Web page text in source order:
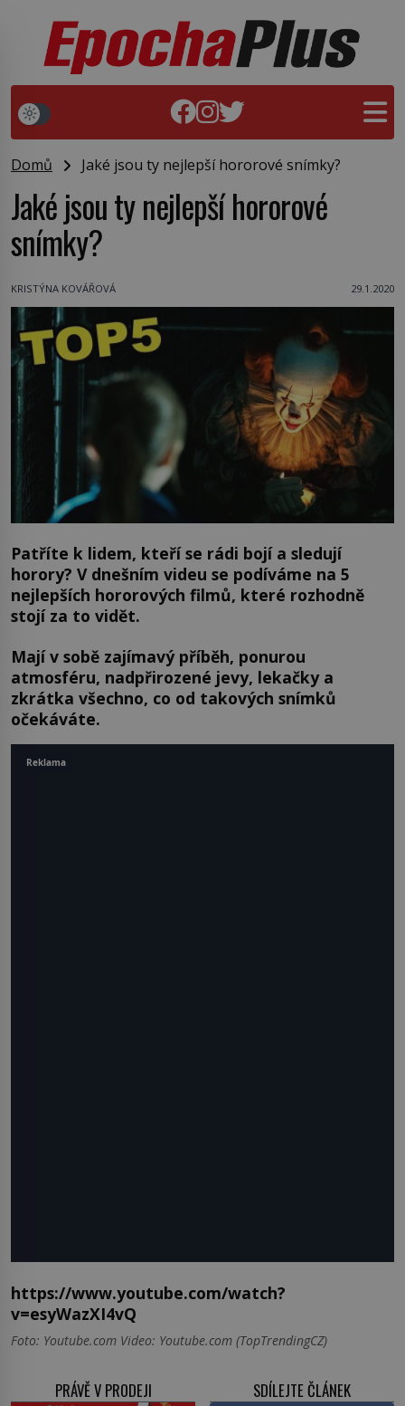
Domů Jaké jsou ty nejlepší hororové snímky?
Jaké jsou ty nejlepší hororové
snímky?
KRISTÝNA KOVÁŘOVÁ 29.1.2020
Patříte k lidem, kteří se rádi bojí a sledují
horory? V dnešním videu se podíváme na 5
nejlepších hororových filmů, které rozhodně
stojí za to vidět.
Mají v sobě zajímavý příběh, ponurou
atmosféru, nadpřirozené jevy, lekačky a
zkrátka všechno, co od takových snímků
očekáváte.
https://www.youtube.com/watch?
v=esyWazXI4vQ
Foto: Youtube.com Video: Youtube.com (TopTrendingCZ)
PRÁVĚ V PRODEJI SDÍLEJTE ČLÁNEK
Reklama